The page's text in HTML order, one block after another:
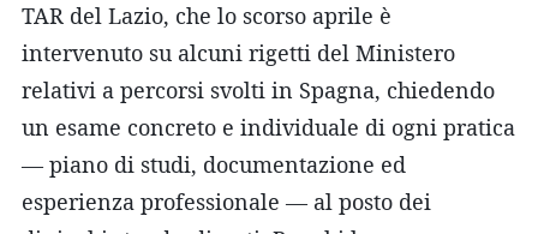
TAR del Lazio, che lo scorso aprile è
intervenuto su alcuni rigetti del Ministero
relativi a percorsi svolti in Spagna, chiedendo
un esame concreto e individuale di ogni pratica
— piano di studi, documentazione ed
esperienza professionale — al posto dei